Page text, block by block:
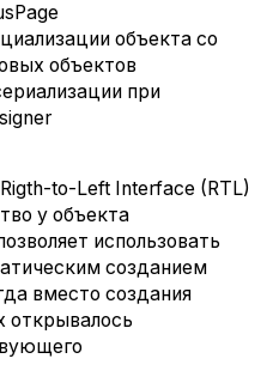
объекта со
объектов
при
to-Left Interface (RTL)
у объекта
использовать
созданием
вместо создания
открывалось